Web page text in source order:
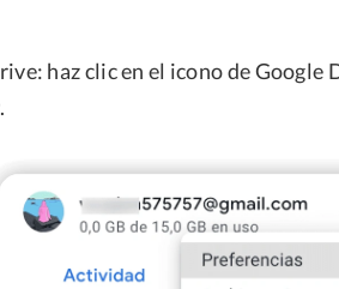
haz clic en el icono de Google
.